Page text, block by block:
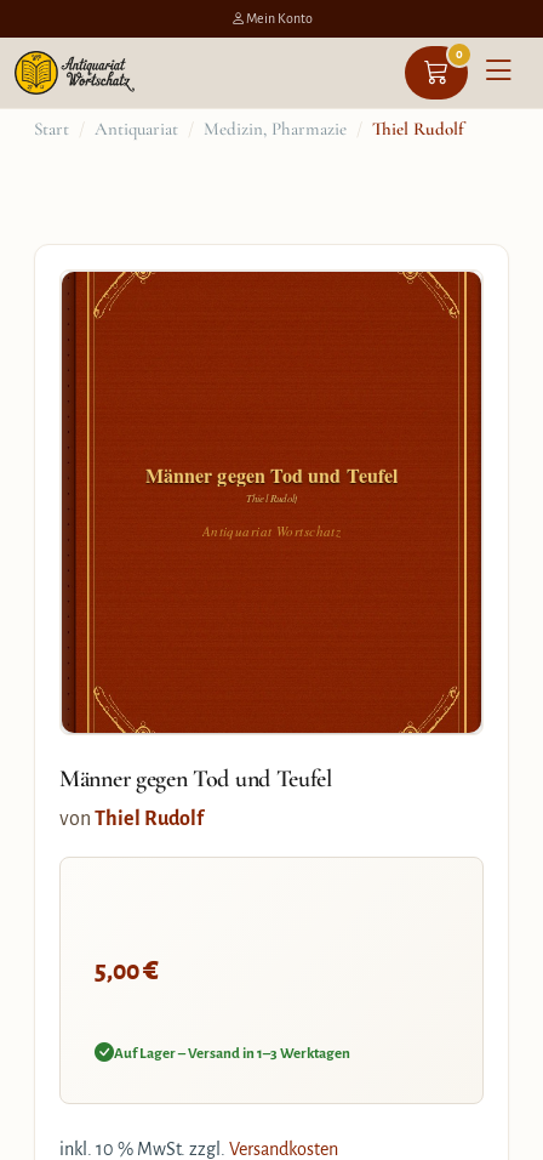
Mein Konto
0
ZumStart / Antiquariat / Medizin, Pharmazie / Thiel Rudolf
Männer gegen Tod und Teufel
Thiel Rudolf
Antiquariat Wortschatz
Männer gegen Tod und Teufel
von Thiel Rudolf
5,00€
Auf Lager – Versand in 1–3 Werktagen
inkl. 10 % MwSt. zzgl. Versandkosten